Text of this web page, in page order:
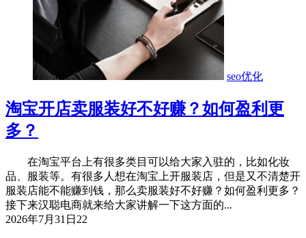
seo优化
淘宝开店卖服装好不好赚？如何盈利更
多？
在淘宝平台上有很多类目可以给大家入驻的，比如化妆
品、服装等。有很多人想在淘宝上开服装店，但是又不清楚开
服装店能不能赚到钱，那么卖服装好不好赚？如何盈利更多？
接下来汉聪电商就来给大家讲解一下这方面的...
2026年7月31日 22